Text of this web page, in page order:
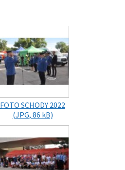
FOTO SCHODY 2022
(JPG, 86 kB)